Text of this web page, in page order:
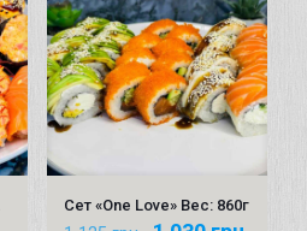
Сет «One Love» Вес: 860г